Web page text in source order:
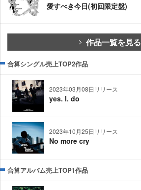
愛すべき今日(初回限定盤)
作品一覧を見る
合算シングル売上TOP2作品
2023年03月08日リリース
yes. I. do
2023年10月25日リリース
No more cry
合算アルバム売上TOP1作品